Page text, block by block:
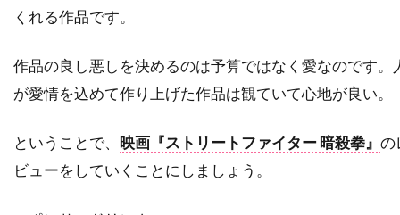
セリア・D・コスタス
セルジョ・ビーニ・ブストリッチ
セルマ・スクーンメイカー
セントロポリス・エンターテインメント
ソウル・ゼインツ
ソニー・ピクチャーズ
くれる作品です。
作品の良し悪しを決めるのは予算ではなく愛なのです。
が愛情を込めて作り上げた作品は観ていて心地が良い。
ということで、 映画『ストリートファイター 暗殺拳』 の
ビューをしていくことにしましょう。